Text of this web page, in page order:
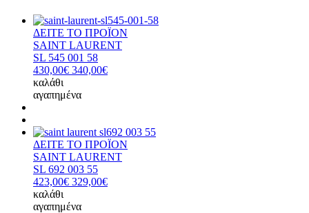
ΔΕΙΤΕ ΤΟ ΠΡΟΪΟΝ
SAINT LAURENT
SL 545 001 58
430,00€ 340,00€
καλάθι
αγαπημένα
ΔΕΙΤΕ ΤΟ ΠΡΟΪΟΝ
SAINT LAURENT
SL 692 003 55
423,00€ 329,00€
καλάθι
αγαπημένα